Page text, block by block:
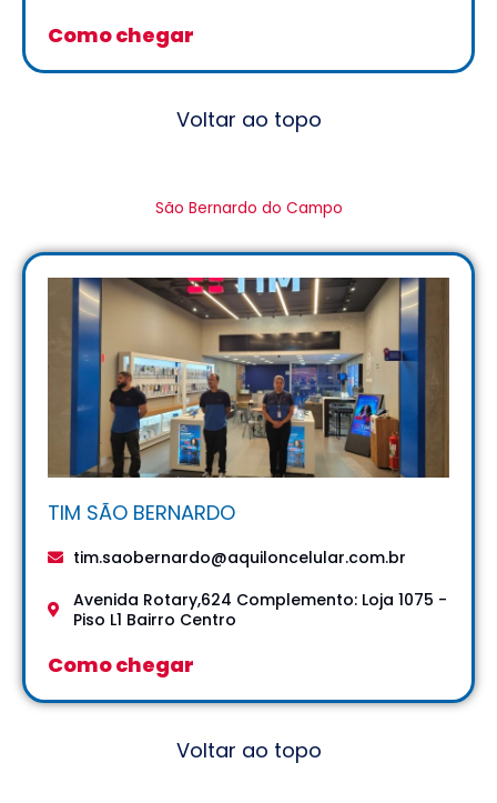
Como chegar
Voltar ao topo
São Bernardo do Campo
TIM SÃO BERNARDO
tim.saobernardo@aquiloncelular.com.br
Avenida Rotary,624 Complemento: Loja 1075 -
Piso L1 Bairro Centro
Como chegar
Voltar ao topo